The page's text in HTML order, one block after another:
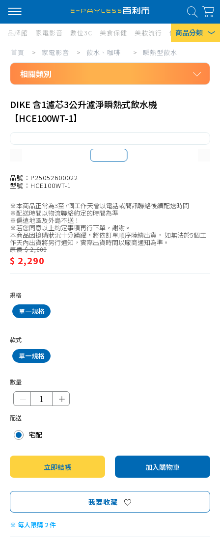
商品分類
熱門搜尋
風扇
除濕機
衛生紙
品牌館 家電影音 數位3C 美食保健 美妝流行 傢俱寢具 居
家
電
影
音/
水、
咖
瞬
型
飲
水
首頁 > 家電影音 > 飲水、咖啡 > 瞬熱型飲水
相關類別
飲水、咖啡
落地型飲水
飲水濾心
廚下淨水
淨水濾心、其他
氣泡水機、配件
製冰、刨冰機
熱水瓶4L
熱水瓶5L以上
快煮壺1.3L-1.7L
快煮壺1.8L以上
泡茶機
咖啡機、配件
DIKE 含1濾芯3公升濾淨瞬熱式飲水機
【HCE100WT-1】
品號：P25052600022
型號：HCE100WT-1
※本商品正常為3至7個工作天會以電話或簡訊聯絡後續配送時間
※配送時間以物流聯絡約定的時間為準
※偏遠地區及外島不送！
※若您同意以上約定事項再行下單，謝謝。
本商品因搶購狀況十分踴躍，將依訂單順序陸續出貨， 如無法於5個工
作天內出貨將另行通知，實際出貨時間以廠商通知為準。
原價 $ 2,600
$ 2,290
規格
單一規格
款式
單一規格
數量
＋
配送
宅配
立即結帳 加入購物車
我要收藏
※ 每人限購 2 件